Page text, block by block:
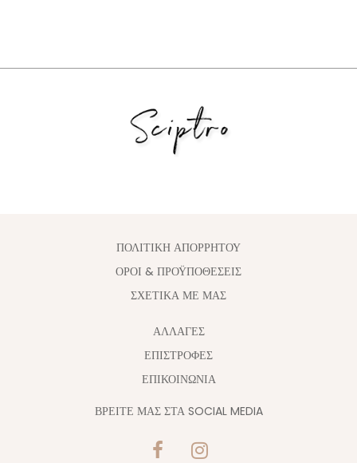
ΠΟΛΙΤΙΚΗ ΑΠΟΡΡΗΤΟΥ
ΟΡΟΙ & ΠΡΟΫΠΟΘΕΣΕΙΣ
ΣΧΕΤΙΚΑ ΜΕ ΜΑΣ
ΑΛΛΑΓΈΣ
ΕΠΙΣΤΡΟΦΕΣ
ΕΠΙΚΟΙΝΩΝΙΑ
ΒΡΕΙΤΕ ΜΑΣ ΣΤΑ SOCIAL MEDIA